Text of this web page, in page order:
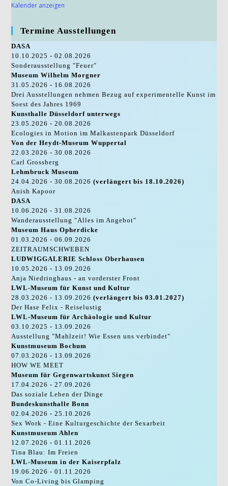
Kalender anzeigen
Termine Ausstellungen
DASA
10.10.2025 - 02.08.2026
Sonderausstellung "Feuer"
Museum Wilhelm Morgner
31.05.2026 - 16.08.2026
Drei Ausstellungen nehmen Bezug auf experimentelle Kunst im
Soest des Jahres 1969
Kunsthalle Düsseldorf unterwegs
23.05.2026 - 20.08.2026
Ecologies in Motion im Malkastenpark Düsseldorf
Von der Heydt-Museum Wuppertal
22.03.2026 - 30.08.2026
Carl Grossberg
Lehmbruck Museum
24.04.2026 - 30.08.2026(verlängert bis 18.10.2026)
Anish Kapoor
DASA
10.06.2026 - 31.08.2026
Wanderausstellung "Alles im Angebot"
Museum Haus Opherdicke
01.03.2026 - 06.09.2026
ZEITRAUMSCHWEBEN
LUDWIGGALERIE Schloss Oberhausen
10.05.2026 - 13.09.2026
Anja Niedringhaus - an vorderster Front
LWL-Museum für Kunst und Kultur
28.03.2026 - 13.09.2026(verlängert bis 03.01.2027)
Der Hase Felix - Reiselustig
LWL-Museum für Archäologie und Kultur
03.10.2025 - 13.09.2026
Ausstellung "Mahlzeit! Wie Essen uns verbindet"
Kunstmuseum Bochum
07.03.2026 - 13.09.2026
HOW WE MEET
Museum für Gegenwartskunst Siegen
17.04.2026 - 27.09.2026
Das soziale Leben der Dinge
Bundeskunsthalle Bonn
02.04.2026 - 25.10.2026
Sex Work - Eine Kulturgeschichte der Sexarbeit
Kunstmuseum Ahlen
12.07.2026 - 01.11.2026
Tina Blau: Im Freien
LWL-Museum in der Kaiserpfalz
19.06.2026 - 01.11.2026
Von Co-Living bis Glamping